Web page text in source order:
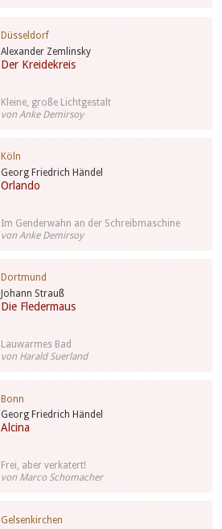
Alexander Zemlinsky
Der Kreidekreis
Düsseldorf
Kleine, große Lichtgestalt
von Anke Demirsoy
Georg Friedrich Händel
Orlando
Köln
Im Genderwahn an der Schreibmaschine
von Anke Demirsoy
Johann Strauß
Die Fledermaus
Dortmund
Lauwarmes Bad
von Harald Suerland
Georg Friedrich Händel
Alcina
Bonn
Frei, aber verkatert!
von Marco Schomacher
Gelsenkirchen